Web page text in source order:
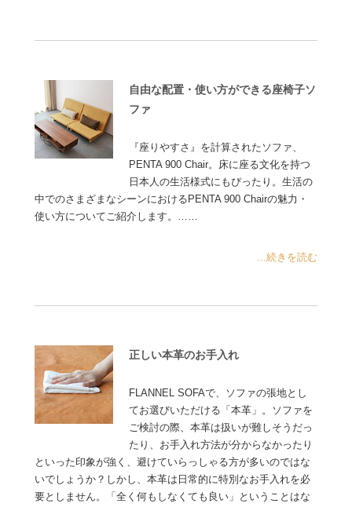
自由な配置・使い方ができる座椅子ソ
ファ
『座りやすさ』を計算されたソファ、
PENTA 900 Chair。床に座る文化を持つ
日本人の生活様式にもぴったり。生活の
中でのさまざまなシーンにおけるPENTA 900 Chairの魅力・
使い方についてご紹介します。……
...続きを読む
正しい本革のお手入れ
FLANNEL SOFAで、ソファの張地とし
てお選びいただける「本革」。ソファを
ご検討の際、本革は扱いが難しそうだっ
たり、お手入れ方法が分からなかったり
といった印象が強く、避けていらっしゃる方が多いのではな
いでしょうか？しかし、本革は日常的に特別なお手入れを必
要としません。「全く何もしなくても良い」ということはな